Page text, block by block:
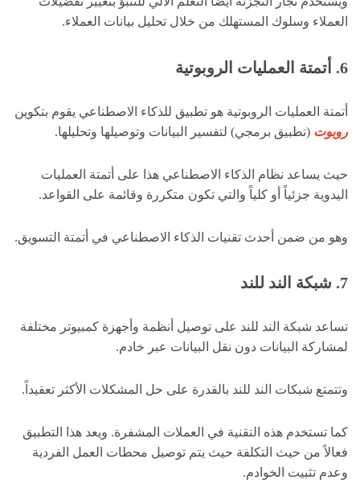
العملاء وسلوك المستهلك من خلال تحليل بيانات العملاء.
6. أتمتة العمليات الروبوتية
أتمتة العمليات الروبوتية هو تطبيق للذكاء الاصطناعي يقوم بتكوين
روبوت (تطبيق برمجي) لتفسير البيانات وتوصيلها وتحليلها.
حيث يساعد نظام الذكاء الاصطناعي هذا على أتمتة العمليات
اليدوية جزئياً أو كلياً والتي تكون متكررة وقائمة على القواعد.
وهو من ضمن أحدث تقنيات الذكاء الاصطناعي في أتمتة التسويق.
7. شبكة الند للند
تساعد شبكة الند للند على توصيل أنظمة وأجهزة كمبيوتر مختلفة
لمشاركة البيانات دون نقل البيانات عبر خادم.
وتتمتع شبكات الند للند بالقدرة على حل المشكلات الأكثر تعقيداً.
كما تستخدم هذه التقنية في العملات المشفرة. ويعد هذا التطبيق
فعالاً من حيث التكلفة حيث يتم توصيل محطات العمل الفردية
وعدم تثبيت الخوادم.